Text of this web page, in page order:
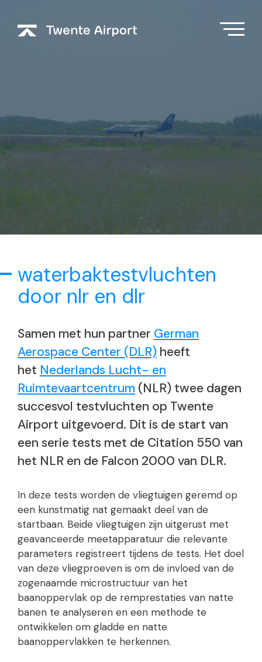
waterbaktestvluchten
door nlr en dlr
Samen met hun partner German
Aerospace Center (DLR) heeft
het Nederlands Lucht- en
Ruimtevaartcentrum (NLR) twee dagen
succesvol testvluchten op Twente
Airport uitgevoerd. Dit is de start van
een serie tests met de Citation 550 van
het NLR en de Falcon 2000 van DLR.
In deze tests worden de vliegtuigen geremd op
een kunstmatig nat gemaakt deel van de
startbaan. Beide vliegtuigen zijn uitgerust met
geavanceerde meetapparatuur die relevante
parameters registreert tijdens de tests. Het doel
van deze vliegproeven is om de invloed van de
zogenaamde microstructuur van het
baanoppervlak op de remprestaties van natte
banen te analyseren en een methode te
ontwikkelen om gladde en natte
baanoppervlakken te herkennen.